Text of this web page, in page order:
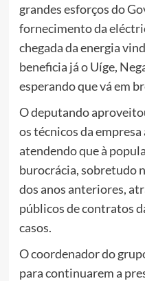
grandes esforços do
fornecimento da
chegada da energia
beneficia já o Uíge,
esperando que vá em
O deputando
os técnicos da
atendendo que à
burocrácia, sobretudo
dos anos anteriores,
públicos de contratos
casos.
O coordenador do
para continuarem a